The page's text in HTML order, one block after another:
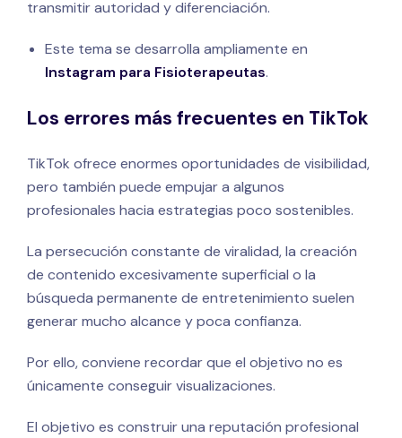
transmitir autoridad y diferenciación.
Este tema se desarrolla ampliamente en
Instagram para Fisioterapeutas.
Los errores más frecuentes en TikTok
TikTok ofrece enormes oportunidades de visibilidad,
pero también puede empujar a algunos
profesionales hacia estrategias poco sostenibles.
La persecución constante de viralidad, la creación
de contenido excesivamente superficial o la
búsqueda permanente de entretenimiento suelen
generar mucho alcance y poca confianza.
Por ello, conviene recordar que el objetivo no es
únicamente conseguir visualizaciones.
El objetivo es construir una reputación profesional